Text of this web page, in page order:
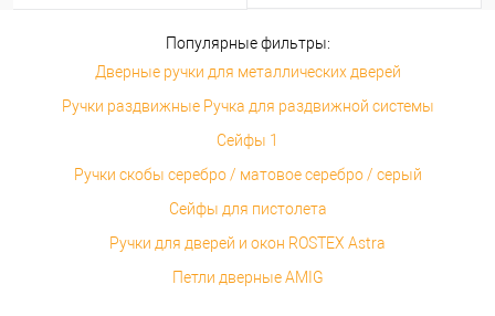
Популярные фильтры:
Дверные ручки для металлических дверей
Ручки раздвижные Ручка для раздвижной системы
Сейфы 1
Ручки скобы серебро / матовое серебро / серый
Сейфы для пистолета
Ручки для дверей и окон ROSTEX Astra
Петли дверные AMIG